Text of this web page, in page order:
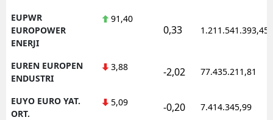
EUPWR
EUROPOWER
ENERJI
91,40
0,33 1.211.541.393,45
EUREN EUROPEN
ENDUSTRI
3,88 -2,02 77.435.211,81
EUYO EURO YAT.
ORT.
5,09 -0,20 7.414.345,99